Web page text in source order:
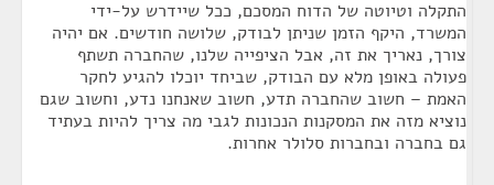
התקלה וטיוטה של הדוח המסכם, ככל שיידרש על-ידי
המשרד, היקף הזמן שניתן לבודק, שלושה חודשים. אם יהיה
צורך, נאריך את זה, אבל הציפייה שלנו, שהחברה תשתף
פעולה באופן מלא עם הבודק, שביחד יוכלו להגיע לחקר
האמת – חשוב שהחברה תדע, חשוב שאנחנו נדע, וחשוב שגם
נוציא מזה את המסקנות הנכונות לגבי מה צריך להיות בעתיד
גם בחברה ובחברות סלולר אחרות.